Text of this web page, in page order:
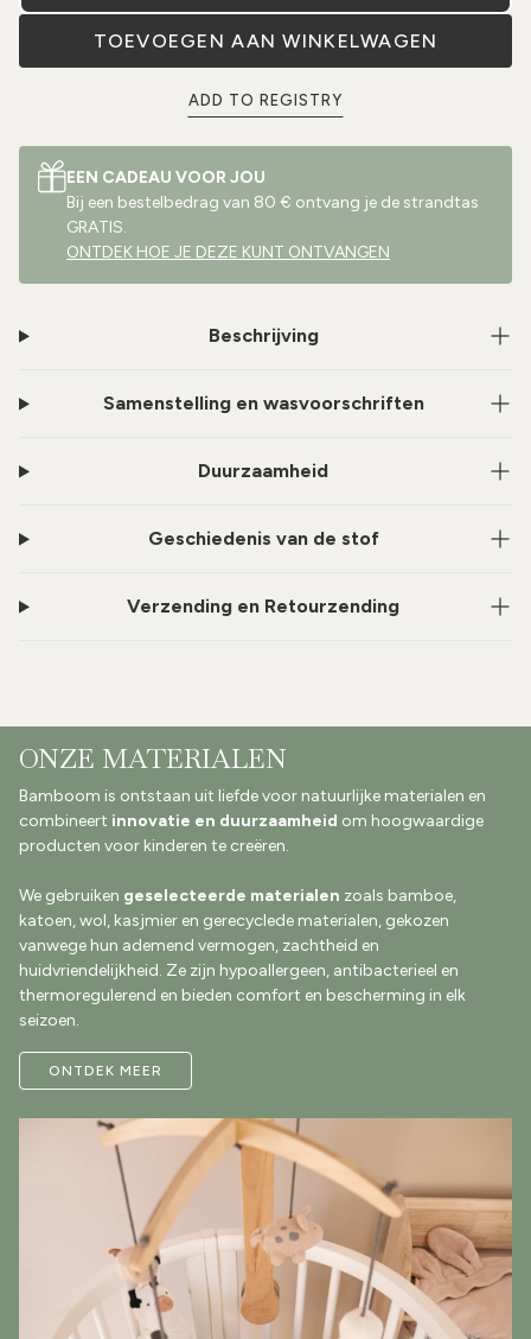
TOEVOEGEN AAN WINKELWAGEN
ADD TO REGISTRY
EEN CADEAU VOOR JOU
Bij een bestelbedrag van 80 € ontvang je de strandtas
GRATIS.
ONTDEK HOE JE DEZE KUNT ONTVANGEN
Beschrijving
Samenstelling en wasvoorschriften
Duurzaamheid
Geschiedenis van de stof
Verzending en Retourzending
ONZE MATERIALEN
Bamboom is ontstaan uit liefde voor natuurlijke materialen en
combineert innovatie en duurzaamheid om hoogwaardige
producten voor kinderen te creëren.
We gebruiken geselecteerde materialen zoals bamboe,
katoen, wol, kasjmier en gerecyclede materialen, gekozen
vanwege hun ademend vermogen, zachtheid en
huidvriendelijkheid. Ze zijn hypoallergeen, antibacterieel en
thermoregulerend en bieden comfort en bescherming in elk
seizoen.
ONTDEK MEER